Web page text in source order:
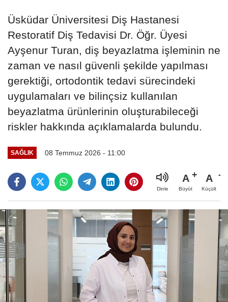
Üsküdar Üniversitesi Diş Hastanesi
Restoratif Diş Tedavisi Dr. Öğr. Üyesi
Ayşenur Turan, diş beyazlatma işleminin ne
zaman ve nasıl güvenli şekilde yapılması
gerektiği, ortodontik tedavi sürecindeki
uygulamaları ve bilinçsiz kullanılan
beyazlatma ürünlerinin oluşturabileceği
riskler hakkında açıklamalarda bulundu.
SAĞLIK 08 Temmuz 2026 - 11:00
Dinle
A
Büyüt
A
Küçült